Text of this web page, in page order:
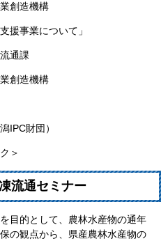
創造機構
援事業について」
通課
創造機構
財団）
＞
流通セミナー
目的として、農林水産物の通年
の観点から、県産農林水産物の